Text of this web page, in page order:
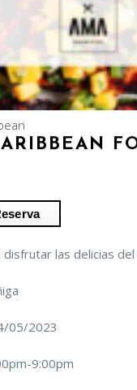
disfrutar las delicias del
05/2023
9:00pm